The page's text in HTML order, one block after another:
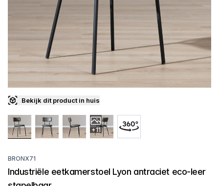
Bekijk dit product in huis
+11
BRONX71
Industriële eetkamerstoel Lyon antraciet eco-leer